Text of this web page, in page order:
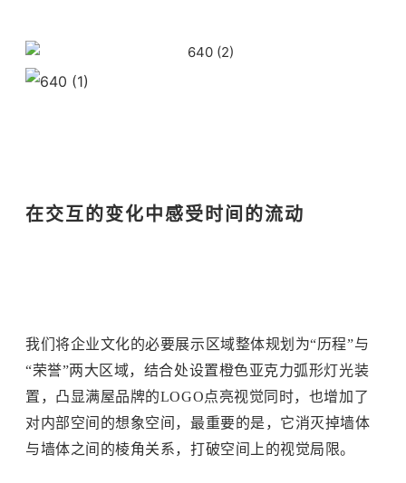
在交互的变化中感受时间的流动
我们将企业文化的必要展示区域整体规划为“历程”与
“荣誉”两大区域，结合处设置橙色亚克力弧形灯光装
置，凸显满屋品牌的LOGO点亮视觉 同时，也增加了
对内部空间的想象空间，最重要的是，它消灭掉墙体
与墙体之间的棱角关系，打破空间上的视觉局限。